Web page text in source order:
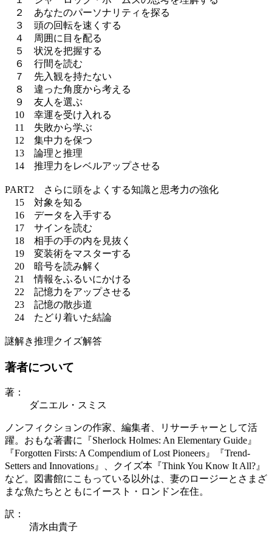
２ あなたのパーソナリティを探る
３ 頭の回転を速くする
４ 周囲に目を配る
５ 状況を把握する
６ 行間を読む
７ 先入観を持たない
８ 違った角度から考える
９ 友人を選ぶ
10 幸運を受け入れる
11 失敗から学ぶ
12 集中力を保つ
13 論理と推理
14 推理力をレベルアップさせる
PART2 さらに頭をよくする知識と思考力の強化
15 対象を知る
16 データを入手する
17 サインを読む
18 相手の手の内を見抜く
19 変装術をマスターする
20 暗号を読み解く
21 情報をふるいにかける
22 記憶力をアップさせる
23 記憶の散歩道
24 たどり着いた結論
謎解き推理クイズ解答
著者について
著：
ダニエル・スミス
ノンフィクションの作家、編集者、リサーチャーとして活
躍。おもな著書に『Sherlock Holmes: An Elementary Guide』
『Forgotten Firsts: A Compendium of Lost Pioneers』『Trend-
Setters and Innovations』、クイズ本『Think You Know It All?』
など。図書館にこもっている以外は、妻のロージーとさまざ
まな魚たちとともにイースト・ロンドン在住。
訳：
清水由貴子